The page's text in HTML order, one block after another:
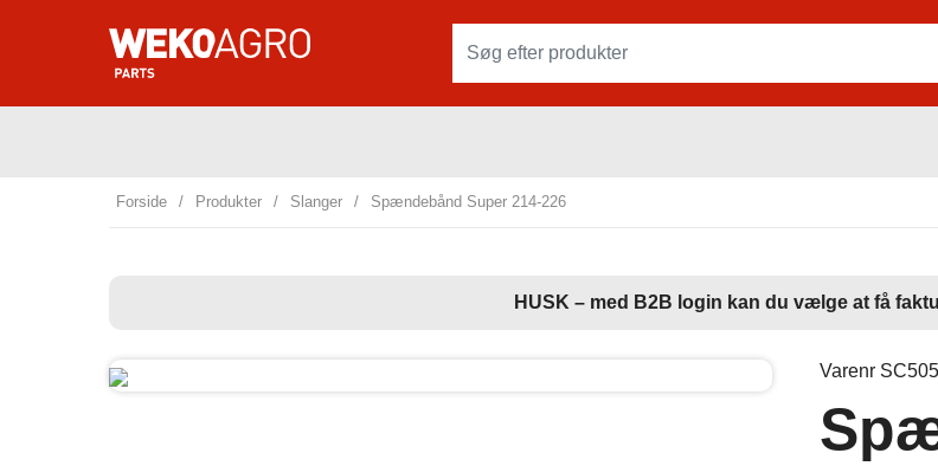
Forside / Produkter / Slanger / Spændebånd Super 214-226
HUSK – med B2B login kan du vælge at få
Varenr